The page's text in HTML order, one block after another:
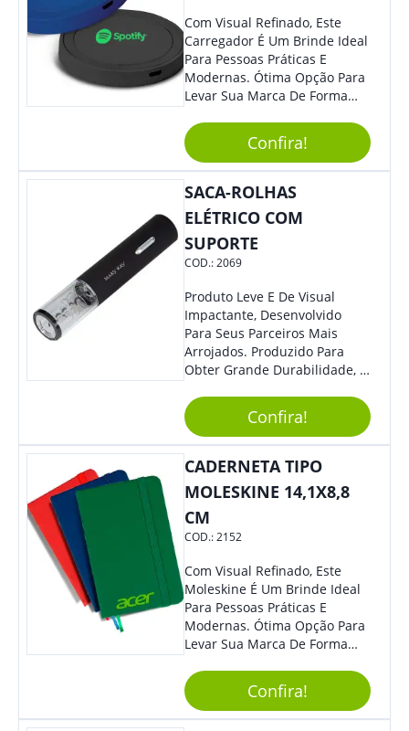
Com Visual Refinado, Este
Carregador É Um Brinde Ideal
Para Pessoas Práticas E
Modernas. Ótima Opção Para
Levar Sua Marca De Forma
Sua Empresa Em Eventos,
Reuniões Corporativas Ou Até
Mesmo Para Presentear
Colaboradores E Parceiros De
Sua Empresa.
Confira!
SACA-ROLHAS
ELÉTRICO COM
SUPORTE
COD.:2069
Produto Leve E De Visual
Impactante, Desenvolvido
Para Seus Parceiros Mais
Arrojados. Produzido Para
Obter Grande Durabilidade, É
Sua Marca De Forma Estilosa,
Agregando Valor Para Sua
Empresa Em Eventos.
Confira!
CADERNETA TIPO
MOLESKINE 14,1X8,8
CM
COD.:2152
Com Visual Refinado, Este
Moleskine É Um Brinde Ideal
Para Pessoas Práticas E
Modernas. Ótima Opção Para
Levar Sua Marca De Forma
Sua Empresa Em Eventos,
Reuniões Corporativas Ou Até
Mesmo Para Presentear
Confira!